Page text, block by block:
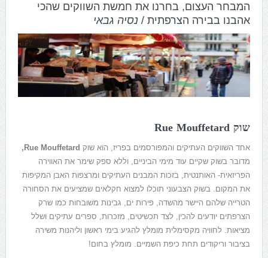
המבחר העצום, בחרנו את חמשת השווקים שהכי
אהבנו בבירה הצרפתית / נסיה גבאי
שוק Rue Mouffetard
אחד השווקים העתיקים והמפורסמים בפריז, הוא שוק Rue Mouffetard,
מדובר בשוק שקיים עוד מימי הביניים, וללא ספק שימר את האווירה
הפריזאית- האותנטית, בזכות המבנים העתיקים ומרצפות האבן המקיפות
את המקום. בשוק הצבעוני תוכלו למצוא חקלאים שמציעים את הסחורה
הטרייה שלהם היישר מהשדה, פירות ים, גבינות משובחות כמו שרק
הצרפתים יודעים להכין, לצד תכשיטים, מזכרות, ספרים עתיקים ושלל
מציאות. לחוויה מקסימלית מומלץ להגיע בימי ראשון וליהנות משירה
בציבור וריקודים תחת כיפת השמיים. מומלץ בחום!